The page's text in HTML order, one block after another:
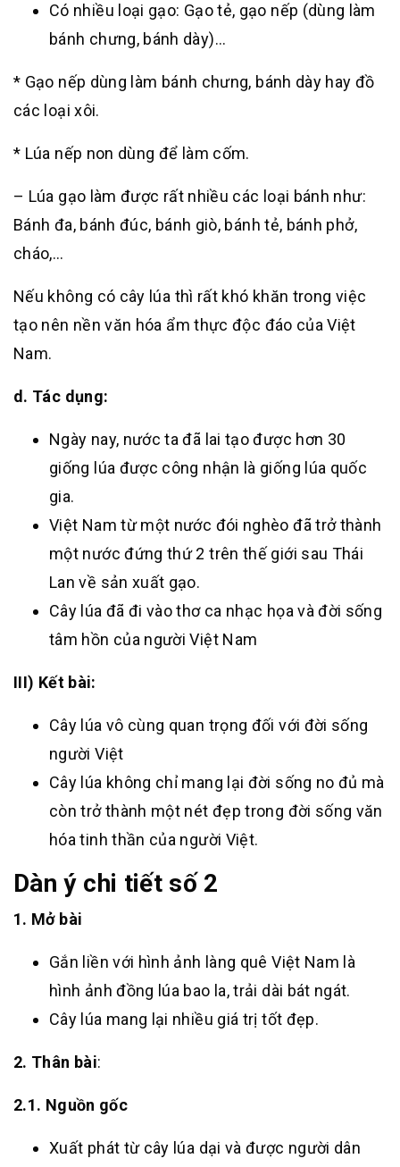
Có nhiều loại gạo: Gạo tẻ, gạo nếp (dùng làm
bánh chưng, bánh dày)…
* Gạo nếp dùng làm bánh chưng, bánh dày hay đồ
các loại xôi.
* Lúa nếp non dùng để làm cốm.
– Lúa gạo làm được rất nhiều các loại bánh như:
Bánh đa, bánh đúc, bánh giò, bánh tẻ, bánh phở,
cháo,…
Nếu không có cây lúa thì rất khó khăn trong việc
tạo nên nền văn hóa ẩm thực độc đáo của Việt
Nam.
d. Tác dụng:
Ngày nay, nước ta đã lai tạo được hơn 30
giống lúa được công nhận là giống lúa quốc
gia.
Việt Nam từ một nước đói nghèo đã trở thành
một nước đứng thứ 2 trên thế giới sau Thái
Lan về sản xuất gạo.
Cây lúa đã đi vào thơ ca nhạc họa và đời sống
tâm hồn của người Việt Nam
III) Kết bài:
Cây lúa vô cùng quan trọng đối với đời sống
người Việt
Cây lúa không chỉ mang lại đời sống no đủ mà
còn trở thành một nét đẹp trong đời sống văn
hóa tinh thần của người Việt.
Dàn ý chi tiết số 2
1. Mở bài
Gắn liền với hình ảnh làng quê Việt Nam là
hình ảnh đồng lúa bao la, trải dài bát ngát.
Cây lúa mang lại nhiều giá trị tốt đẹp.
2. Thân bài:
2.1. Nguồn gốc
Xuất phát từ cây lúa dại và được người dân